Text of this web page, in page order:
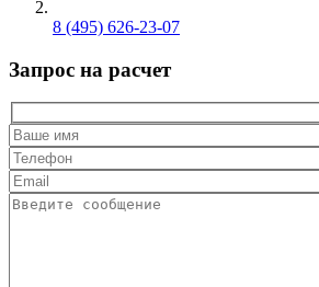
8 (495) 626-23-07
Запрос на расчет